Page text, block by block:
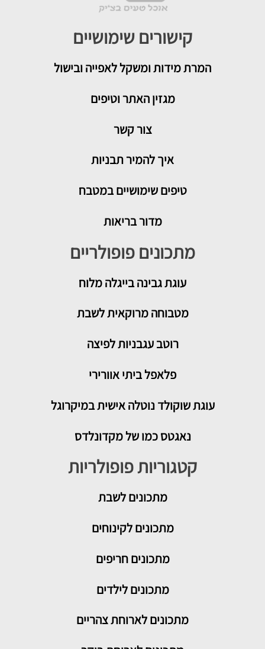
קישורים שימושיים
המרת מידות ומשקל לאפייה ובישול
מגזין האתר וטיפים
צור קשר
איך להמיר תבניות
טיפים שימושיים במטבח
מדור בריאות
מתכונים פופולריים
עוגת גבינה בייגלה מלוח
מטבוחה מרוקאית לשבת
רוטב עגבניות לפיצה
פלאפל ביתי אוורירי
עוגת שוקולד נוטלה אישית במיקרוגל
נאגטס כמו של מקדונלדס
קטגוריות פופולריות
מתכוניםלשבת
מתכונים לקינוחים
מתכונים חריפים
מתכונים לילדים
מתכונים לארוחת צהריים